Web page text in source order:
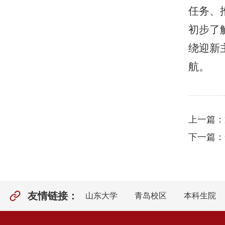
任务、
初步了
绕迎新
航。
上一篇：
下一篇：
友情链接： 山东大学 青岛校区 本科生院